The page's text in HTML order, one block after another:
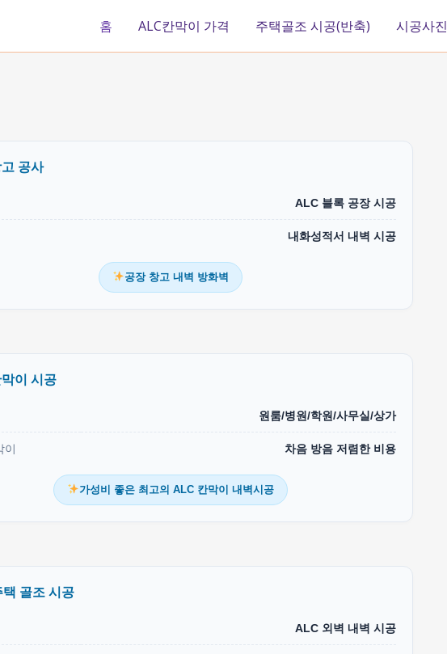
홈 ALC칸막이 가격 주택골조 시공(반축) 시공사진
공사
ALC 블록 공장 시공
내화성적서 내벽 시공
공장 창고 내벽 방화벽
이 시공
원룸/병원/학원/사무실/상가
이 차음 방음 저렴한 비용
가성비 좋은 최고의 ALC 칸막이 내벽시공
골조 시공
ALC 외벽 내벽 시공